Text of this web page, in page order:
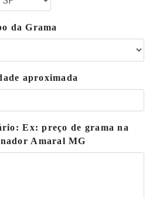
da Grama
aproximada
Ex: preço de grama na
Amaral MG